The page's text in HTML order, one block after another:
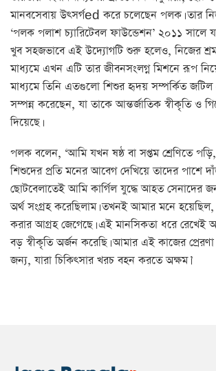
মানবসেবায় উৎসর্গed করে চলেছেন পলক। তার
‘পলক পলাশ চ্যারিটেবল ফাউন্ডেশন’ ২০১১ সালে
খুব সহজভাবে এই উদ্যোগটি শুরু হলেও, নিজের
মাধ্যমে এখন এটি তার জীবনসংলগ্ন মিশনে রূপ
মাধ্যমে তিনি এতগুলো শিশুর হৃদয় সম্পর্কিত জটিল
সম্পন্ন করেছেন, যা তাকে আন্তর্জাতিক স্বীকৃতি ও
দিয়েছে।
পলক বলেন, ‘আমি যখন ষষ্ঠ বা সপ্তম শ্রেণিতে
শিশুদের প্রতি মনের আবেগ দেখিয়ে তাদের পাশে
ছোটবেলাতেই আমি কার্গিল যুদ্ধে আহত সেনাদের
অর্থ সংগ্রহ করেছিলাম। তখনই আমার মনে
করার আগ্রহ জেগেছে। এই মানসিকতা ধরে
বড় স্বীকৃতি অর্জন করেছি। আমার এই কাজের
জন্য, যারা চিকিৎসার খরচ বহন করতে অক্ষম।’